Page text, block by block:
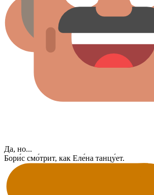
Да, но...
Бори́с смо́трит, как Еле́на танцу́ет.